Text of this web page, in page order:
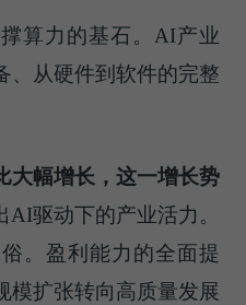
算力的基石。AI产业
、从硬件到软件的完整
大幅增长，这一增长势
AI驱动下的产业活力。
。盈利能力的全面提
模扩张转向高质量发展